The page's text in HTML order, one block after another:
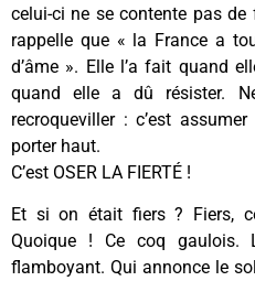
celui-ci ne se contente pas
rappelle que « la France a
d’âme ». Elle l’a fait quand
quand elle a dû résister.
recroqueviller : c’est
porter haut.
C’est OSER LA FIERTÉ !
Et si on était fiers ? Fiers,
Quoique ! Ce coq gaulois.
flamboyant. Qui annonce le